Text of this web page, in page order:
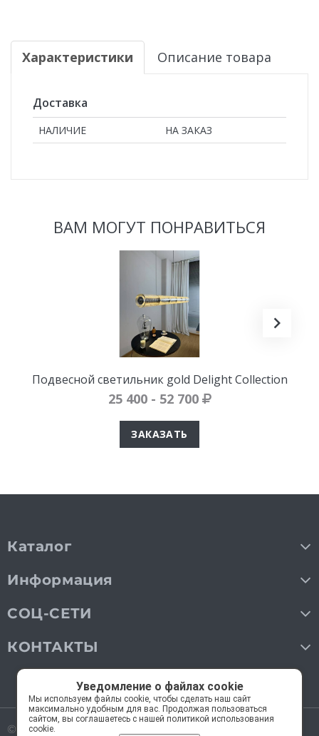
Характеристики Описание товара
Доставка
НАЛИЧИЕ НА ЗАКАЗ
ВАМ МОГУТ ПОНРАВИТЬСЯ
Подвесной светильник gold Delight Collection
25 400 - 52 700
ЗАКАЗАТЬ
Каталог
Информация
СОЦ-СЕТИ
КОНТАКТЫ
© 2018—2026 Мос Люстры.
Уведомление о файлах cookie
Мы используем файлы cookie, чтобы сделать наш сайт
максимально удобным для вас. Продолжая пользоваться
сайтом, вы соглашаетесь с нашей политикой использования
cookie.